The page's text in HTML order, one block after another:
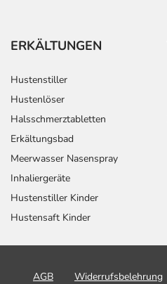
ERKÄLTUNGEN
Hustenstiller
Hustenlöser
Halsschmerztabletten
Erkältungsbad
Meerwasser Nasenspray
Inhaliergeräte
Hustenstiller Kinder
Hustensaft Kinder
AGB Widerrufsbelehrung